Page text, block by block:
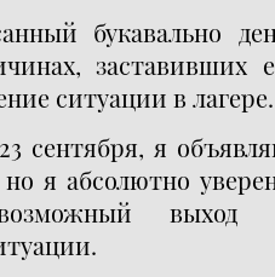
букавально
заставивших
ситуации в лагере.
сентября, я
я абсолютно
возможный